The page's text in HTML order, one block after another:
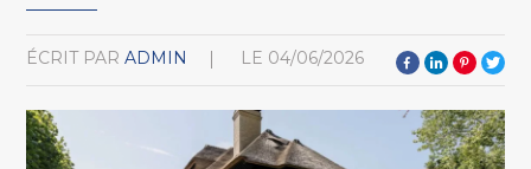
ÉCRIT PAR ADMIN LE 04/06/2026